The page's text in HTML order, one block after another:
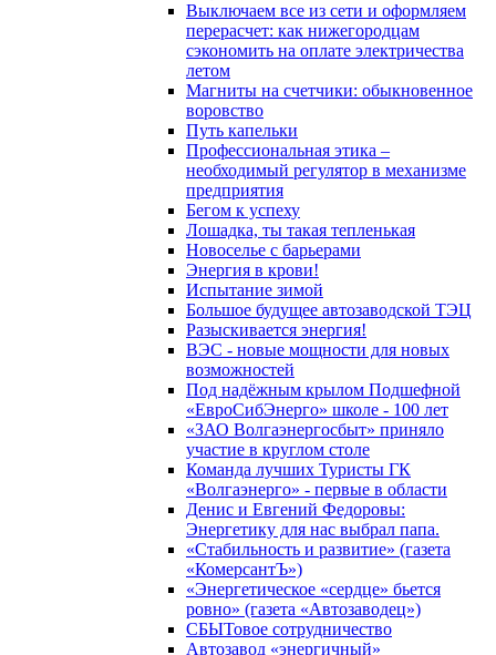
Выключаем все из сети и оформляем
перерасчет: как нижегородцам
сэкономить на оплате электричества
летом
Магниты на счетчики: обыкновенное
воровство
Путь капельки
Профессиональная этика –
необходимый регулятор в механизме
предприятия
Бегом к успеху
Лошадка, ты такая тепленькая
Новоселье с барьерами
Энергия в крови!
Испытание зимой
Большое будущее автозаводской ТЭЦ
Разыскивается энергия!
ВЭС - новые мощности для новых
возможностей
Под надёжным крылом Подшефной
«ЕвроСибЭнерго» школе - 100 лет
«ЗАО Волгаэнергосбыт» приняло
участие в круглом столе
Команда лучших Туристы ГК
«Волгаэнерго» - первые в области
Денис и Евгений Федоровы:
Энергетику для нас выбрал папа.
«Стабильность и развитие» (газета
«КомерсантЪ»)
«Энергетическое «сердце» бьется
ровно» (газета «Автозаводец»)
СБЫТовое сотрудничество
Автозавод «энергичный»